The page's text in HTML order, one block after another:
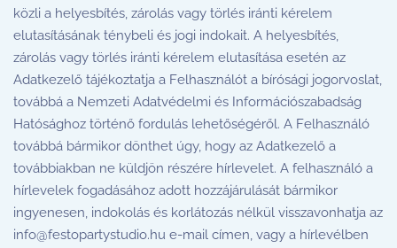
közli a helyesbítés, zárolás vagy törlés iránti kérelem
elutasításának ténybeli és jogi indokait. A helyesbítés,
zárolás vagy törlés iránti kérelem elutasítása esetén az
Adatkezelő tájékoztatja a Felhasználót a bírósági jogorvoslat,
továbbá a Nemzeti Adatvédelmi és Információszabadság
Hatósághoz történő fordulás lehetőségéről. A Felhasználó
továbbá bármikor dönthet úgy, hogy az Adatkezelő a
továbbiakban ne küldjön részére hírlevelet. A felhasználó a
hírlevelek fogadásához adott hozzájárulását bármikor
ingyenesen, indokolás és korlátozás nélkül visszavonhatja az
info@festopartystudio.hu e-mail címen, vagy a hírlevélben